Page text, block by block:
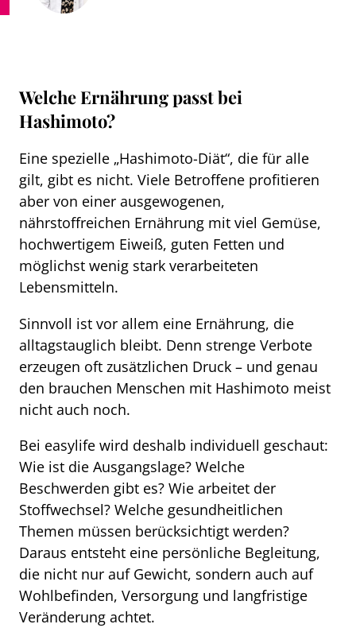
Welche Ernährung passt bei
Hashimoto?
Eine spezielle „Hashimoto-Diät“, die für alle
gilt, gibt es nicht. Viele Betroffene profitieren
aber von einer ausgewogenen,
nährstoffreichen Ernährung mit viel Gemüse,
hochwertigem Eiweiß, guten Fetten und
möglichst wenig stark verarbeiteten
Lebensmitteln.
Sinnvoll ist vor allem eine Ernährung, die
alltagstauglich bleibt. Denn strenge Verbote
erzeugen oft zusätzlichen Druck – und genau
den brauchen Menschen mit Hashimoto meist
nicht auch noch.
Bei easylife wird deshalb individuell geschaut:
Wie ist die Ausgangslage? Welche
Beschwerden gibt es? Wie arbeitet der
Stoffwechsel? Welche gesundheitlichen
Themen müssen berücksichtigt werden?
Daraus entsteht eine persönliche Begleitung,
die nicht nur auf Gewicht, sondern auch auf
Wohlbefinden, Versorgung und langfristige
Veränderung achtet.